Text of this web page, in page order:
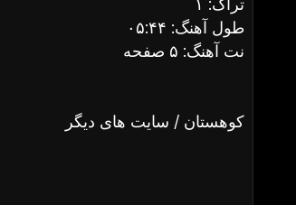
تراک: ۱
طول آهنگ: ۰۵:۴۴
نت آهنگ: ۵ صفحه
کوهستان / سایت های دیگر